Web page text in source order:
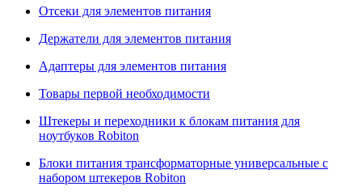
Отсеки для элементов питания
Держатели для элементов питания
Адаптеры для элементов питания
Товары первой необходимости
Штекеры и переходники к блокам питания для
ноутбуков Robiton
Блоки питания трансформаторные универсальные с
набором штекеров Robiton